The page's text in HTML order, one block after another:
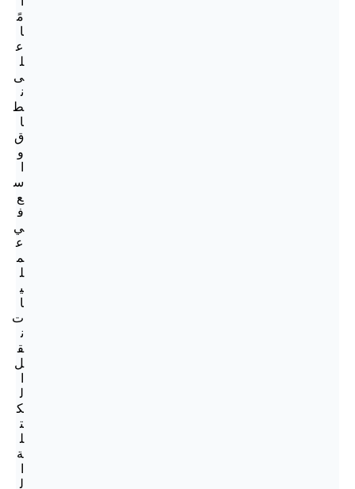
مً
ا
ع
ل
ى
ن
ط
ا
ق
و
س
ع
ف
ي
ع
م
ل
ي
ا
ت
ن
ق
ل
ل
ك
ت
ل
ة
ل